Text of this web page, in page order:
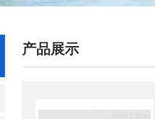
产品展示